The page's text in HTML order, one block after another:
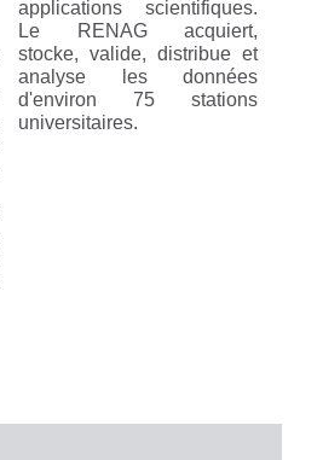
applications scientifiques.
Le RENAG acquiert,
stocke, valide, distribue et
analyse les données
d'environ 75 stations
universitaires.